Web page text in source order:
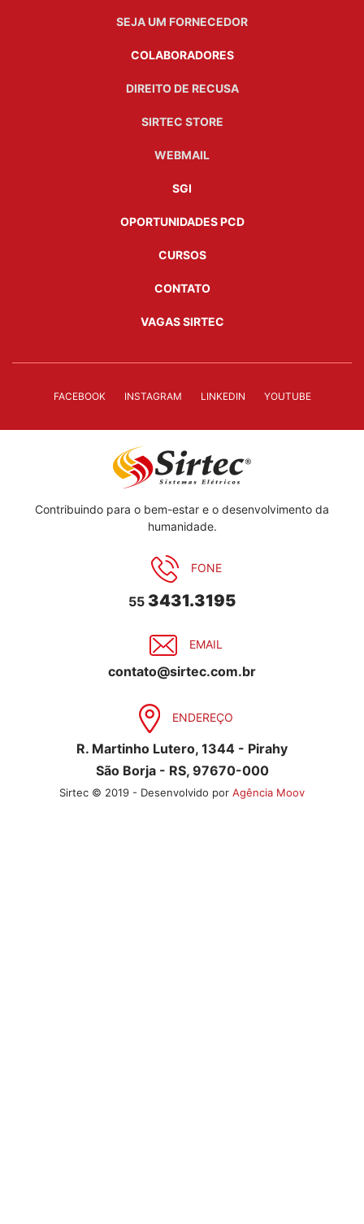
SEJA UM FORNECEDOR
COLABORADORES
DIREITO DE RECUSA
SIRTEC STORE
WEBMAIL
SGI
OPORTUNIDADES PCD
CURSOS
CONTATO
VAGAS SIRTEC
FACEBOOK INSTAGRAM LINKEDIN YOUTUBE
Contribuindo para o bem-estar e o desenvolvimento da
humanidade.
FONE
55 3431.3195
EMAIL
contato@sirtec.com.br
ENDEREÇO
R. Martinho Lutero, 1344 - Pirahy
São Borja - RS, 97670-000
Sirtec © 2019 - Desenvolvido por Agência Moov